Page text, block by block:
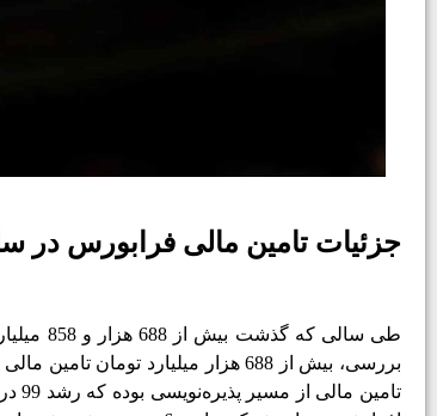
جزئیات تامین مالی فرابورس در سال
بررسی، بیش از 688 هزار